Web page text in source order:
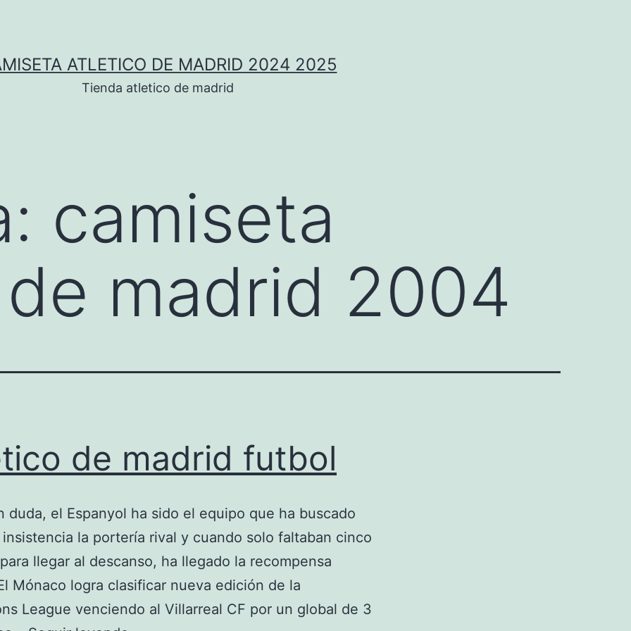
ATLETICO DE MADRID 2024 2025
Tienda atletico de madrid
camiseta
madrid 2004
de madrid futbol
duda, el Espanyol ha sido el equipo que ha buscado
insistencia la portería rival y cuando solo faltaban cinco
llegar al descanso, ha llegado la recompensa
El Mónaco logra clasificar nueva edición de la
League venciendo al Villarreal CF por un global de 3